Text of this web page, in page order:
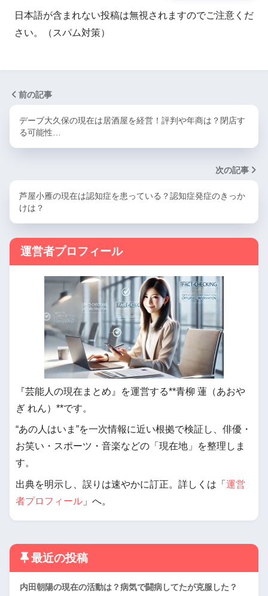
日本語が含まれない投稿は無視されますのでご注意くだ
さい。（スパム対策）
前の記事
デーブ大久保の現在は居酒屋を経営！評判や年商は？閉店す
る可能性…
次の記事
芦屋小雁の現在は認知症を患っている？認知症発症のきっか
けは？
運営者プロフィール
『芸能人の現在まとめ』を運営する**青柳 蓮（あおや
ぎ れん）**です。
“あの人はいま”を一次情報に近い根拠で検証し、俳優・
お笑い・スポーツ・音楽などの「現在地」を整理しま
す。
出典を明示し、誤りは速やかに訂正。詳しくは「 運営
者プロフィール 」へ。
最近の投稿
内田朝陽の現在の活動は？病気で闘病してたが克服した？